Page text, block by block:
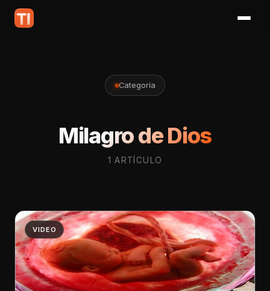
Categoría
Milagro de Dios
1 ARTÍCULO
VIDEO